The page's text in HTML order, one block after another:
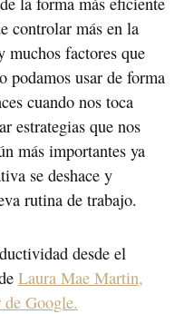
controlar más en la
factores que
podamos usar de forma
cuando nos toca
estrategias que nos
más importantes ya
se deshace y
rutina de trabajo.
desde el
Laura Mae Martin,
Google.